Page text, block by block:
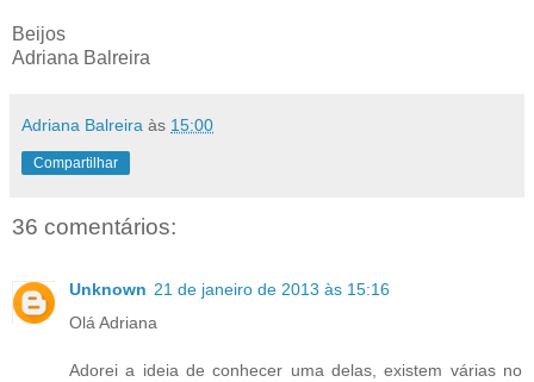
Beijos
Adriana Balreira
Adriana Balreira às 15:00
Compartilhar
36 comentários:
Unknown 21 de janeiro de 2013 às 15:16
Olá Adriana
Adorei a ideia de conhecer uma delas, existem várias no